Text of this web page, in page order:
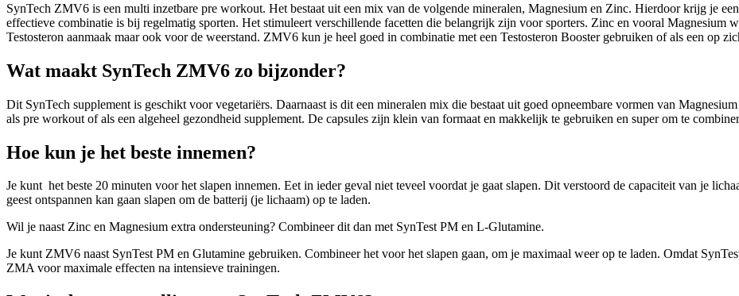
SynTech ZMV6 is een multi inzetbare pre workout. Het bestaat uit een mix van de volgende mineralen, Magnesium en Zinc. Hierdoor krijg je
effectieve combinatie is bij regelmatig sporten. Het stimuleert verschillende facetten die belangrijk zijn voor sporters. Zinc en vooral Magnesium
Testosteron aanmaak maar ook voor de weerstand. ZMV6 kun je heel goed in combinatie met een Testosteron Booster gebruiken of als een op
Wat maakt SynTech ZMV6 zo bijzonder?
Dit SynTech supplement is geschikt voor vegetariërs. Daarnaast is dit een mineralen mix die bestaat uit goed opneembare vormen van
als pre workout of als een algeheel gezondheid supplement. De capsules zijn klein van formaat en makkelijk te gebruiken en super om te
Hoe kun je het beste innemen?
Je kunt het beste 20 minuten voor het slapen innemen. Eet in ieder geval niet teveel voordat je gaat slapen. Dit verstoord de capaciteit van je
geest ontspannen kan gaan slapen om de batterij (je lichaam) op te laden.
Wil je naast Zinc en Magnesium extra ondersteuning? Combineer dit dan met SynTest PM en L-Glutamine.
Je kunt ZMV6 naast SynTest PM en Glutamine gebruiken. Combineer het voor het slapen gaan, om je maximaal weer op te laden. Omdat
ZMA voor maximale effecten na intensieve trainingen.